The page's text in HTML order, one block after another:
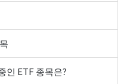
인 ETF 종목은?